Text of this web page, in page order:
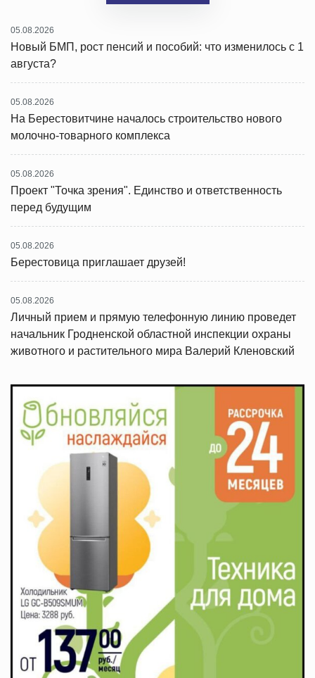
05.08.2026
Новый БМП, рост пенсий и пособий: что изменилось с 1
августа?
05.08.2026
На Берестовитчине началось строительство нового
молочно-товарного комплекса
05.08.2026
Проект "Точка зрения". Единство и ответственность
перед будущим
05.08.2026
Берестовица приглашает друзей!
05.08.2026
Личный прием и прямую телефонную линию проведет
начальник Гродненской областной инспекции охраны
животного и растительного мира Валерий Кленовский